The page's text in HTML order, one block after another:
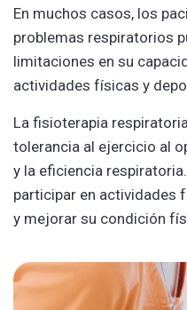
En muchos casos, los
problemas respiratorios
limitaciones en su
actividades físicas y
La fisioterapia
tolerancia al ejercicio al
y la eficiencia
participar en actividades
y mejorar su condición